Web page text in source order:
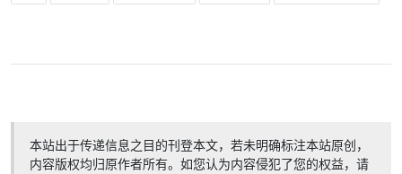
本站出于传递信息之目的刊登本文，若未明确标注本站原创，
内容版权均归原作者所有。如您认为内容侵犯了您的权益，请